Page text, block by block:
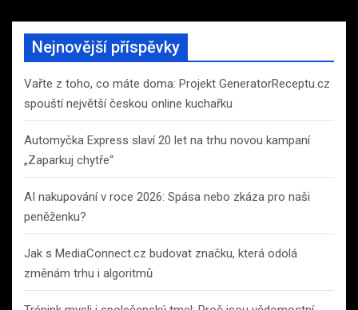
r
h
Nejnovější příspěvky
Vařte z toho, co máte doma: Projekt GeneratorReceptu.cz
spouští největší českou online kuchařku
Automyčka Express slaví 20 let na trhu novou kampaní
„Zaparkuj chytře“
AI nakupování v roce 2026: Spása nebo zkáza pro naši
peněženku?
Jak s MediaConnect.cz budovat značku, která odolá
změnám trhu i algoritmů